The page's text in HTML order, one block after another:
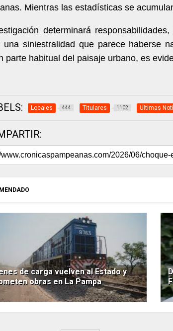
Mientras las estadísticas se
determinará
una siniestralidad que parece haberse
parte habitual del paisaje urbano, es
Locales 444 Titulares 1102 Ultimas
de carga vuelven al Estado y
obras en La Pampa